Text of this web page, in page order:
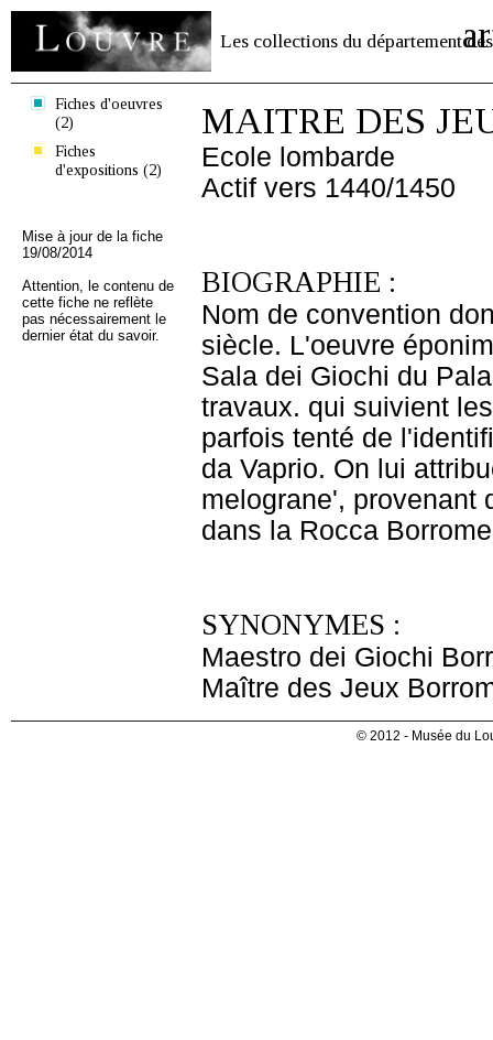
Les collections du département des
Fiches d'oeuvres
(2)
Fiches
d'expositions (2)
Mise à jour de la fiche
19/08/2014
Attention, le contenu de
cette fiche ne reflète
pas nécessairement le
dernier état du savoir.
MAITRE DES
Ecole lombarde
Actif vers 1440/1450
BIOGRAPHIE :
Nom de convention
siècle. L'oeuvre
Sala dei Giochi du
travaux. qui suivient
parfois tenté de
da Vaprio. On lui
melograne', provenant
dans la Rocca
SYNONYMES :
Maestro dei Giochi
Maître des Jeux
© 2012 - Musée du